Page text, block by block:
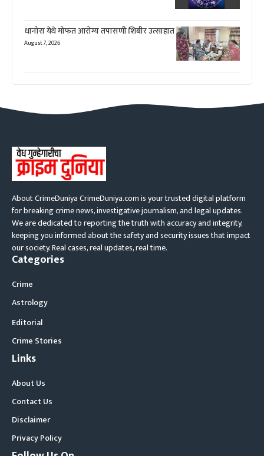
धानोरा येथे मोफत आरोग्य तपासणी शिबीर उत्साहात
August 7, 2026
About CrimeDuniya CrimeDuniya.com is your trusted digital platform
for breaking crime news, investigative journalism, and legal updates.
We are dedicated to reporting the truth with accuracy and integrity,
keeping you informed about the safety and security issues that impact
our society. Real cases, real updates, real time.
Categories
Crime
Astrology
Editorial
Crime Stories
Links
About Us
Contact Us
Disclaimer
Privacy Policy